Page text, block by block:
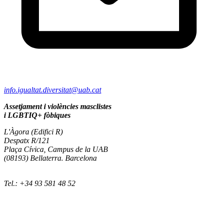
info.igualtat.diversitat@uab.cat
Assetjament i violències masclistes
i LGBTIQ+ fòbiques
L'Àgora (Edifici R)
Despatx R/121
Plaça Cívica, Campus de la UAB
(08193) Bellaterra. Barcelona
Tel.: +34 93 581 48 52